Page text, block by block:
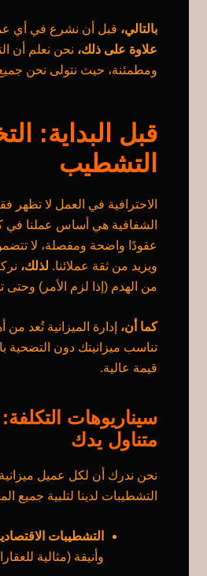
بالتالي، قبل أن نشرع في أي
علاوة على ذلك، نحن نعلم أن
ومطمئنة، حيث نتولى نحن
قبل البداية:
التشطيب
الاحترافية في العمل لا
الشفافية هي أساس عملنا في
عقودًا واضحة ومفصلة، لا
ويزيد من ثقة عملائنا. لذلك،
من الهدم (إذا لزم الأمر) وحتى
كما أن، إدارة الميزانية تُعد
تناسب ميزانيتك دون
قيمة عالية.
سيناريوهات
متناول يدك
نحن ندرك أن لكل عميل
التشطيبات لدينا لتلبية جميع
التشطيبات
وأنيقة (مثالية